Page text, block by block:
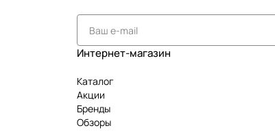
Интернет-магазин
Каталог
Акции
Бренды
Обзоры